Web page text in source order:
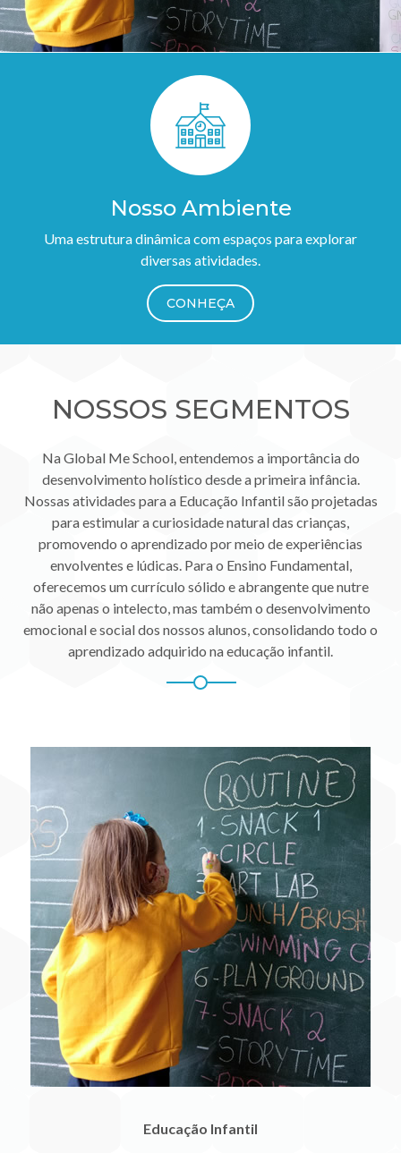
Nosso Ambiente
Uma estrutura dinâmica com espaços para explorar
diversas atividades.
CONHEÇA
NOSSOS SEGMENTOS
Na Global Me School, entendemos a importância do
desenvolvimento holístico desde a primeira infância.
Nossas atividades para a Educação Infantil são projetadas
para estimular a curiosidade natural das crianças,
promovendo o aprendizado por meio de experiências
envolventes e lúdicas. Para o Ensino Fundamental,
oferecemos um currículo sólido e abrangente que nutre
não apenas o intelecto, mas também o desenvolvimento
emocional e social dos nossos alunos, consolidando todo o
aprendizado adquirido na educação infantil.
Educação Infantil